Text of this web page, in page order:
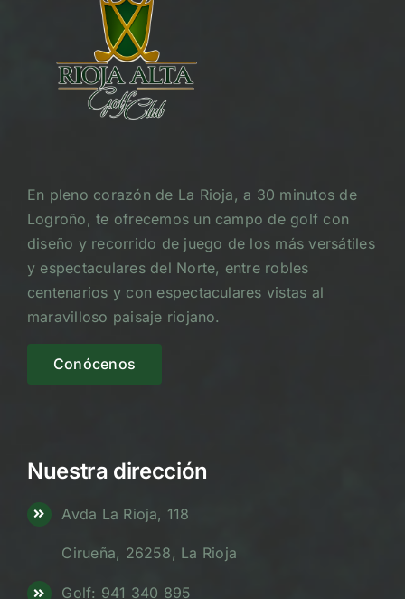
En pleno corazón de La Rioja, a 30 minutos de
Logroño, te ofrecemos un campo de golf con
diseño y recorrido de juego de los más versátiles
y espectaculares del Norte, entre robles
centenarios y con espectaculares vistas al
maravilloso paisaje riojano.
Conócenos
Nuestra dirección
Avda La Rioja, 118
Cirueña, 26258, La Rioja
Golf: 941 340 895